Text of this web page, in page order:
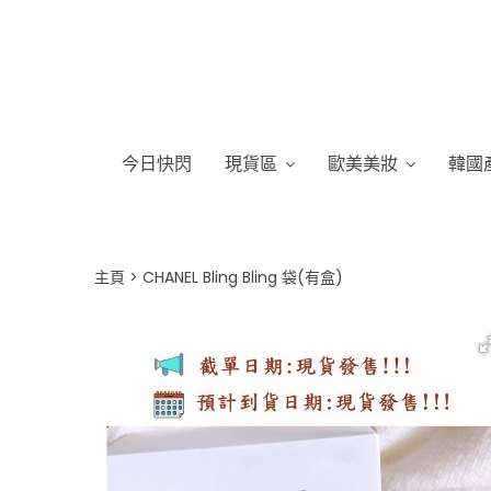
今日快閃 現貨區 歐美美妝 韓國
主頁 CHANEL Bling Bling 袋(有盒)